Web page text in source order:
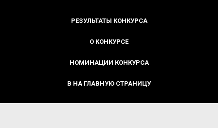
РЕЗУЛЬТАТЫ КОНКУРСА
О КОНКУРСЕ
НОМИНАЦИИ КОНКУРСА
В НА ГЛАВНУЮ СТРАНИЦУ